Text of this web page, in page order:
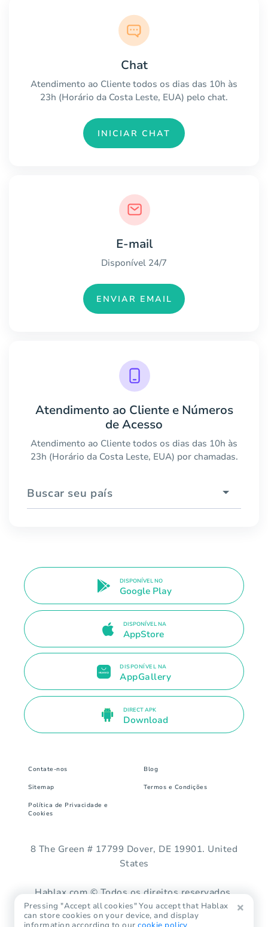
Chat
Atendimento ao Cliente todos os dias das 10h às
23h (Horário da Costa Leste, EUA) pelo chat.
INICIAR CHAT
E-mail
Disponível 24/7
ENVIAR EMAIL
Atendimento ao Cliente e Números
de Acesso
Atendimento ao Cliente todos os dias das 10h às
23h (Horário da Costa Leste, EUA) por chamadas.
Buscar seu país
DISPONÍVEL NO
Google Play
DISPONÍVEL NA
AppStore
DISPONÍVEL NA
AppGallery
DIRECT APK
Download
Contate-nos Blog
Sitemap Termos e Condições
Política de Privacidade e
Cookies
8 The Green # 17799 Dover, DE 19901. United
States
Hablax.com © Todos os direitos reservados.
Pressing "Accept all cookies" You accept that Hablax
can store cookies on your device, and display